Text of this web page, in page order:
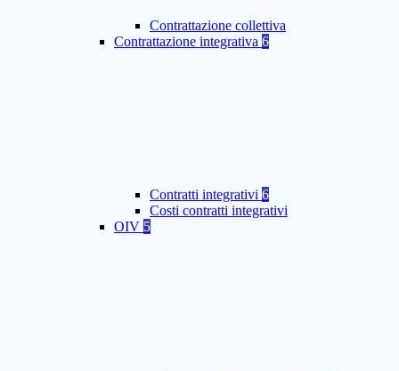
Contrattazione collettiva
Contrattazione integrativa 6
Contratti integrativi 6
Costi contratti integrativi
OIV 5